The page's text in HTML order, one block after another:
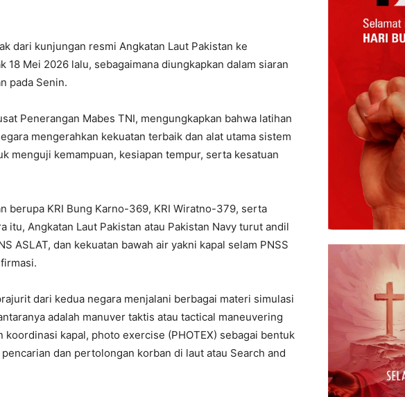
dari kunjungan resmi Angkatan Laut Pakistan ke
18 Mei 2026 lalu, sebagaimana diungkapkan dalam siaran
pada Senin.
Penerangan Mabes TNI, mengungkapkan bahwa latihan
mengerahkan kekuatan terbaik dan alat utama sistem
menguji kemampuan, kesiapan tempur, serta kesatuan
berupa KRI Bung Karno-369, KRI Wiratno-379, serta
itu, Angkatan Laut Pakistan atau Pakistan Navy turut andil
ASLAT, dan kekuatan bawah air yakni kapal selam PNSS
dari kedua negara menjalani berbagai materi simulasi
adalah manuver taktis atau tactical maneuvering
kapal, photo exercise (PHOTEX) sebagai bentuk
dan pertolongan korban di laut atau Search and